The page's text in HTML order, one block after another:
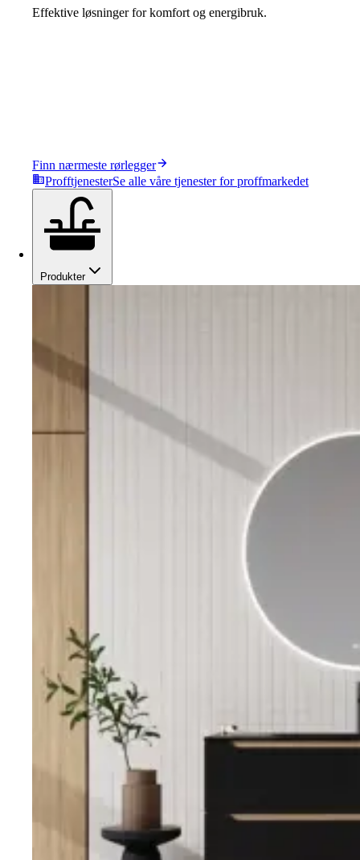
Effektive løsninger for komfort og energibruk.
Finn nærmeste rørlegger
ProfftjenesterSe alle våre tjenester for proffmarkedet
Produkter